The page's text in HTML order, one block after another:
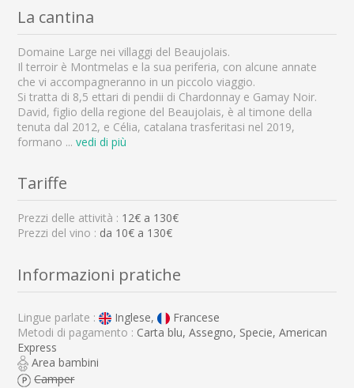
La cantina
Domaine Large nei villaggi del Beaujolais.
Il terroir è Montmelas e la sua periferia, con alcune annate
che vi accompagneranno in un piccolo viaggio.
Si tratta di 8,5 ettari di pendii di Chardonnay e Gamay Noir.
David, figlio della regione del Beaujolais, è al timone della
tenuta dal 2012, e Célia, catalana trasferitasi nel 2019,
formano ... vedi di più
Tariffe
Prezzi delle attività : 12€ a 130€
Prezzi del vino : da 10€ a 130€
Informazioni pratiche
Lingue parlate : Inglese,
Francese
Metodi di pagamento : Carta blu, Assegno, Specie, American
Express
Area bambini
Camper